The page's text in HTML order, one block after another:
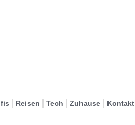
Reisen Tech Zuhause Kontakt